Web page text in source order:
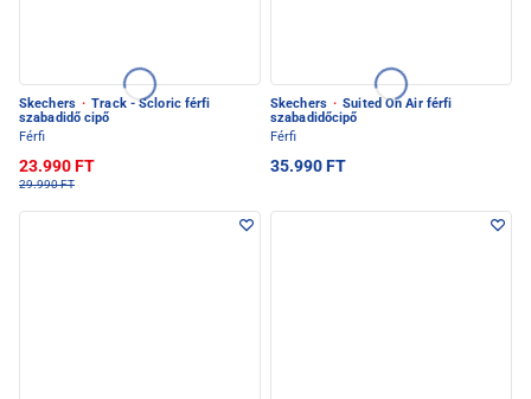
Skechers · Track - Scloric férfi
szabadidő cipő
Férfi
23.990 FT
29.990 FT
Skechers · Suited On Air férfi
szabadidőcipő
Férfi
35.990 FT